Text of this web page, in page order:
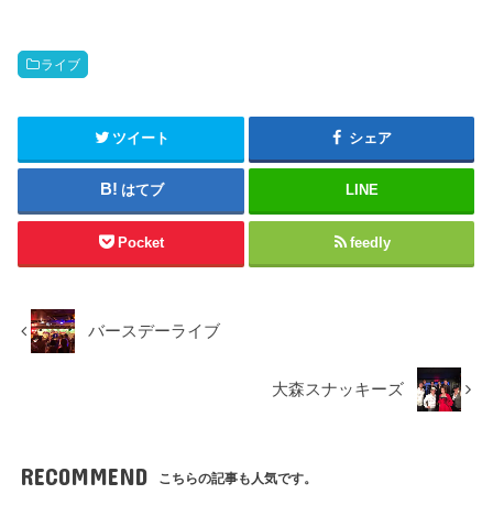
ライブ
ツイート シェア
はてブ LINE
Pocket feedly
バースデーライブ
大森スナッキーズ
RECOMMEND こちらの記事も人気です。